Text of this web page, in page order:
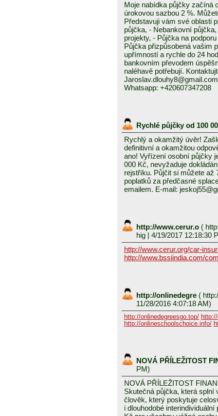
Moje nabídka půjčky začíná
úrokovou sazbou 2 %.
Představuji vám své oblasti
půjčka, - Nebankovní
projekty, - Půjčka na
Půjčka přizpůsobená vašim
upřímností a rychle do 24
bankovním převodem
naléhavě potřebují.
Jaroslav.dlouhy8@gmail.com
Whatsapp: +420607347208
Rychlé půjčky od 100
Rychlý a okamžitý úvěr!
definitivní a okamžitou
ano! Vyřízení osobní půjčky
000 Kč, nevyžaduje
rejstříku. Půjčit si můžete až
poplatků za předčasné
emailem. E-mail:
http://www.cerur.o (
hig | 4/19/2017 12:18:30
http://www.cerur.org/car-
http://www.bssiindia.com/
http://onlinedegre (
11/28/2016 4:07:18 AM)
http://onlinedegreesgo.top/
http://onlineschoolschoice.info/
NOVÁ PŘÍLEŽITOST
PM)
NOVÁ PŘÍLEŽITOST
Skutečná půjčka, která
člověk, který poskytuje
i dlouhodobé